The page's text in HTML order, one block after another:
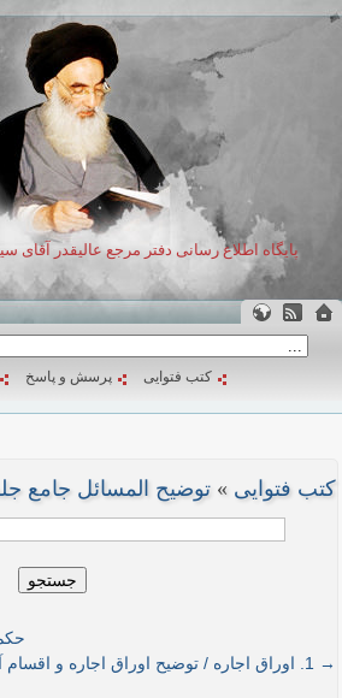
پایگاه اطلاع رسانی دفتر مرجع عالیقدر
کتب فتوایی پرسش و پاسخ
کتب فتوایی » توضیح المسائل جامع جلد (4)(چاپ
جستجو
→ 1. اوراق اجاره / توضیح اوراق اجاره و اقسام آن